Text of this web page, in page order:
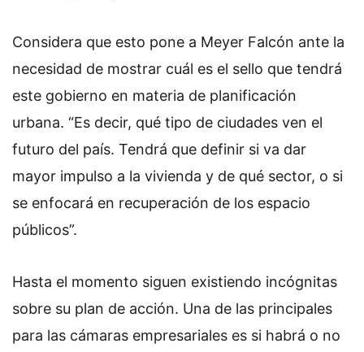
Considera que esto pone a Meyer Falcón ante la
necesidad de mostrar cuál es el sello que tendrá
este gobierno en materia de planificación
urbana. “Es decir, qué tipo de ciudades ven el
futuro del país. Tendrá que definir si va dar
mayor impulso a la vivienda y de qué sector, o si
se enfocará en recuperación de los espacio
públicos”.
Hasta el momento siguen existiendo incógnitas
sobre su plan de acción. Una de las principales
para las cámaras empresariales es si habrá o no